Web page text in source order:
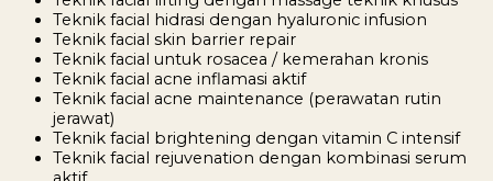
Teknik facial hidrasi dengan hyaluronic infusion
Teknik facial skin barrier repair
Teknik facial untuk rosacea / kemerahan kronis
Teknik facial acne inflamasi aktif
Teknik facial acne maintenance (perawatan rutin
jerawat)
Teknik facial brightening dengan vitamin C intensif
Teknik facial rejuvenation dengan kombinasi serum